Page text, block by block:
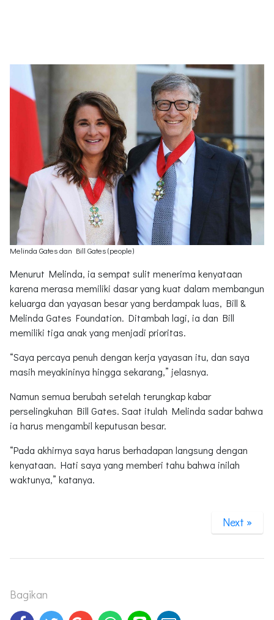
Melinda Gates dan Bill Gates (people)
Menurut Melinda, ia sempat sulit menerima kenyataan
karena merasa memiliki dasar yang kuat dalam membangun
keluarga dan yayasan besar yang berdampak luas, Bill &
Melinda Gates Foundation. Ditambah lagi, ia dan Bill
memiliki tiga anak yang menjadi prioritas.
“Saya percaya penuh dengan kerja yayasan itu, dan saya
masih meyakininya hingga sekarang,” jelasnya.
Namun semua berubah setelah terungkap kabar
perselingkuhan Bill Gates. Saat itulah Melinda sadar bahwa
ia harus mengambil keputusan besar.
“Pada akhirnya saya harus berhadapan langsung dengan
kenyataan. Hati saya yang memberi tahu bahwa inilah
waktunya,” katanya.
Next »
Bagikan